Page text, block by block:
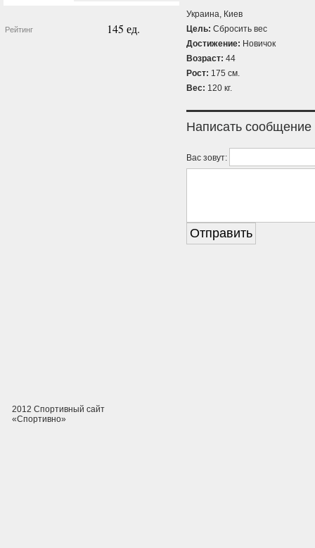
Рейтинг 145 ед.
Украина, Киев
Цель: Сбросить вес
Достижение: Новичок
Возраст: 44
Рост: 175 см.
Вес: 120 кг.
Написать сообщение
Вас зовут:
2012 Спортивный сайт
«Спортивно»